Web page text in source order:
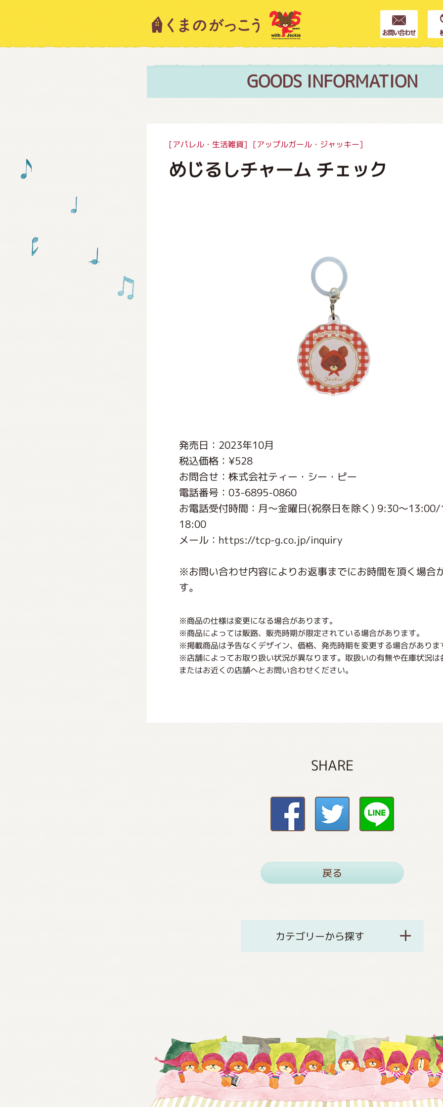
GOODS INFORMATION
[アパレル・生活雑貨] [アップルガール・ジャッキー]
めじるしチャーム チェック
発売日：2023年10月
税込価格：¥528
お問合せ：株式会社ティー・シー・ピー
電話番号：03-6895-0860
お電話受付時間：月〜金曜日(祝祭日を除く) 9:30～
18:00
メール：https://tcp-g.co.jp/inquiry
※お問い合わせ内容によりお返事までにお時間を頂く場合
す。
※商品の仕様は変更になる場合があります。
※商品によっては販路、販売時期が限定されている場合があります。
※掲載商品は予告なくデザイン、価格、発売時期を変更する場合がありま
※店舗によってお取り扱い状況が異なります。取扱いの有無や在庫状況は
またはお近くの店舗へとお問い合わせください。
SHARE
戻る
カテゴリーから探す
キャラクター紹介
絵本・作家紹介
グッズインフォメーション
おたのしみコンテンツ(クイズ・AR・診断・占
くまのがっこう しょくいんしつ
くまのがっこう 家庭科部